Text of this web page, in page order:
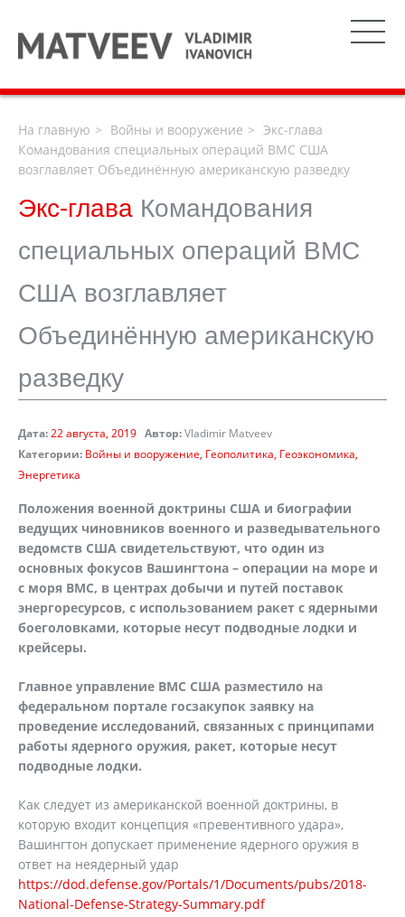
На главную Войны и вооружение
Экс-глава
Командования специальных операций ВМС США
возглавляет Объединённую американскую разведку
Экс-глава Командования
специальных операций ВМС
США возглавляет
Объединённую американскую
разведку
Дата:22 августа, 2019 Автор:Vladimir Matveev
Категории: Войны и вооружение Геополитика Геоэкономика
Энергетика
Положения военной доктрины США и биографии
ведущих чиновников военного и разведывательного
ведомств США свидетельствуют, что один из
основных фокусов Вашингтона – операции на море и
с моря ВМС, в центрах добычи и путей поставок
энергоресурсов, с использованием ракет с ядерными
боеголовками, которые несут подводные лодки и
крейсеры.
Главное управление ВМС США разместило на
федеральном портале госзакупок заявку на
проведение исследований, связанных с принципами
работы ядерного оружия, ракет, которые несут
подводные лодки.
Как следует из американской военной доктрины, в
которую входит концепция «превентивного удара»,
Вашингтон допускает применение ядерного оружия в
ответ на неядерный удар
https://dod.defense.gov/Portals/1/Documents/pubs/2018-
National-Defense-Strategy-Summary.pdf